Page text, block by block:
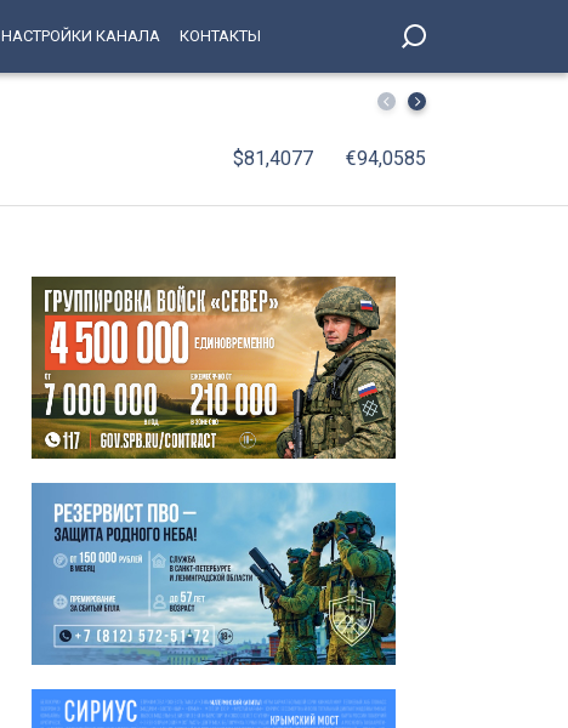
НАСТРОЙКИ КАНАЛА КОНТАКТЫ
Сергей Семак о предстоящем матче с «Родиной»: Мы
$81,4077 €94,0585